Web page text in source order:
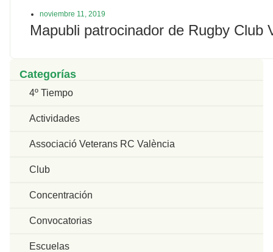
noviembre 11, 2019
Mapubli patrocinador de Rugby Club
Categorías
4º Tiempo
Actividades
Associació Veterans RC València
Club
Concentración
Convocatorias
Escuelas